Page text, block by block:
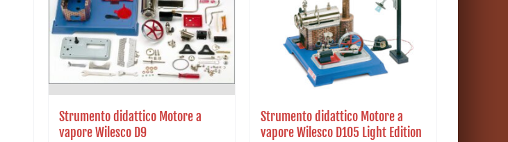
Strumento didattico Motore a
vapore Wilesco D9
Strumento didattico Motore a
vapore Wilesco D105 Light Edition